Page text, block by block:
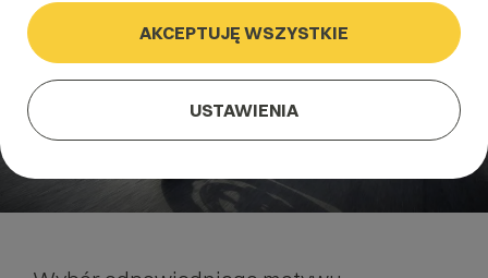
AKCEPTUJĘ WSZYSTKIE
USTAWIENIA